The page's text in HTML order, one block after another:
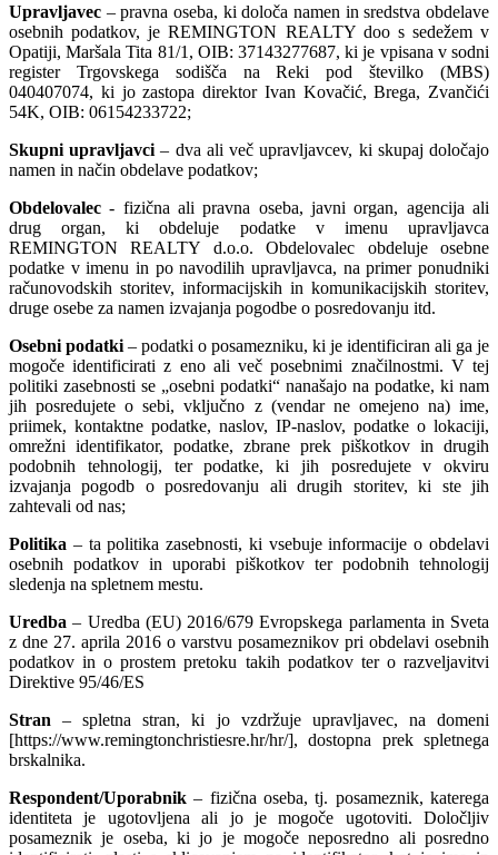
Upravljavec – pravna oseba, ki določa namen in sredstva obdelave
osebnih podatkov, je REMINGTON REALTY doo s sedežem v
Opatiji, Maršala Tita 81/1, OIB: 37143277687, ki je vpisana v sodni
register Trgovskega sodišča na Reki pod številko (MBS)
040407074, ki jo zastopa direktor Ivan Kovačić, Brega, Zvančići
54K, OIB: 06154233722;
Skupni upravljavci – dva ali več upravljavcev, ki skupaj določajo
namen in način obdelave podatkov;
Obdelovalec - fizična ali pravna oseba, javni organ, agencija ali
drug organ, ki obdeluje podatke v imenu upravljavca
REMINGTON REALTY d.o.o. Obdelovalec obdeluje osebne
podatke v imenu in po navodilih upravljavca, na primer ponudniki
računovodskih storitev, informacijskih in komunikacijskih storitev,
druge osebe za namen izvajanja pogodbe o posredovanju itd.
Osebni podatki – podatki o posamezniku, ki je identificiran ali ga je
mogoče identificirati z eno ali več posebnimi značilnostmi. V tej
politiki zasebnosti se „osebni podatki“ nanašajo na podatke, ki nam
jih posredujete o sebi, vključno z (vendar ne omejeno na) ime,
priimek, kontaktne podatke, naslov, IP-naslov, podatke o lokaciji,
omrežni identifikator, podatke, zbrane prek piškotkov in drugih
podobnih tehnologij, ter podatke, ki jih posredujete v okviru
izvajanja pogodb o posredovanju ali drugih storitev, ki ste jih
zahtevali od nas;
Politika – ta politika zasebnosti, ki vsebuje informacije o obdelavi
osebnih podatkov in uporabi piškotkov ter podobnih tehnologij
sledenja na spletnem mestu.
Uredba – Uredba (EU) 2016/679 Evropskega parlamenta in Sveta
z dne 27. aprila 2016 o varstvu posameznikov pri obdelavi osebnih
podatkov in o prostem pretoku takih podatkov ter o razveljavitvi
Direktive 95/46/ES
Stran – spletna stran, ki jo vzdržuje upravljavec, na domeni
[https://www.remingtonchristiesre.hr/hr/], dostopna prek spletnega
brskalnika.
Respondent/Uporabnik – fizična oseba, tj. posameznik, katerega
identiteta je ugotovljena ali jo je mogoče ugotoviti. Določljiv
posameznik je oseba, ki jo je mogoče neposredno ali posredno